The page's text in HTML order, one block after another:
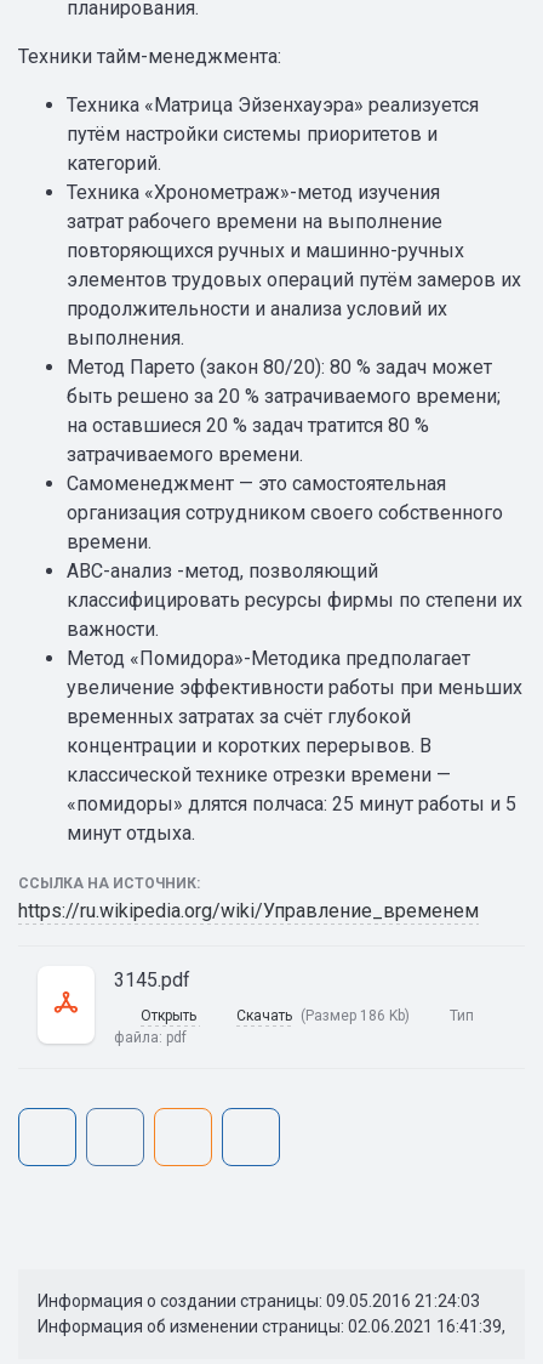
планирования.
Техники тайм-менеджмента:
Техника «Матрица Эйзенхауэра» реализуется
путём настройки системы приоритетов и
категорий.
Техника «Хронометраж»-метод изучения
затрат рабочего времени на выполнение
повторяющихся ручных и машинно-ручных
элементов трудовых операций путём замеров их
продолжительности и анализа условий их
выполнения.
Метод Парето (закон 80/20): 80 % задач может
быть решено за 20 % затрачиваемого времени;
на оставшиеся 20 % задач тратится 80 %
затрачиваемого времени.
Самоменеджмент — это самостоятельная
организация сотрудником своего собственного
времени.
ABC-анализ -метод, позволяющий
классифицировать ресурсы фирмы по степени их
важности.
Метод «Помидора»-Методика предполагает
увеличение эффективности работы при меньших
временных затратах за счёт глубокой
концентрации и коротких перерывов. В
классической технике отрезки времени —
«помидоры» длятся полчаса: 25 минут работы и 5
минут отдыха.
ССЫЛКА НА ИСТОЧНИК:
https://ru.wikipedia.org/wiki/Управление_временем
3145.pdf
Открыть Скачать (Размер 186 Kb)
Тип
файла: pdf
Информация о создании страницы: 09.05.2016 21:24:03
Информация об изменении страницы: 02.06.2021 16:41:39,